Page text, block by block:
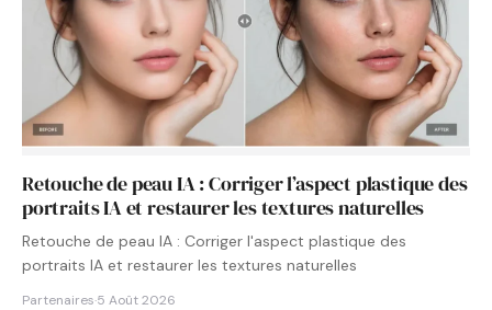
Retouche de peau IA : Corriger l’aspect plastique des
portraits IA et restaurer les textures naturelles
Retouche de peau IA : Corriger l'aspect plastique des
portraits IA et restaurer les textures naturelles
Partenaires·5 Août 2026